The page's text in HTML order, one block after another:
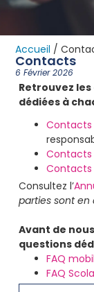
Accueil /
Contacts
6 Février 2026
Retrouvez
dédiées à
Contacts
Contacts
Contacts
Consultez l’
parties sont
Avant de
questions
FAQ
FAQ